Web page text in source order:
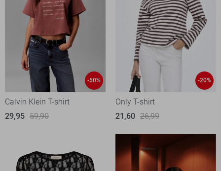
-50%
Calvin Klein T-shirt
29,95 59,90
-20%
Only T-shirt
21,60 26,99